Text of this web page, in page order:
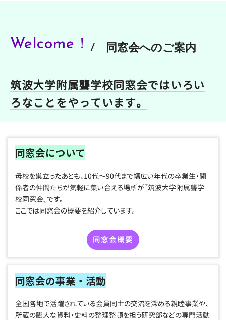
Welcome！ / 同窓会へのご案内
筑波大学附属聾学校同窓会ではいろい
ろなことをやっています。
同窓会について
母校を巣立ったあとも、10代～90代まで幅広い年代の卒業生・関
係者の仲間たちが気軽に集い合える場所が『筑波大学附属聾学
校同窓会』です。
ここでは同窓会の概要を紹介しています。
同窓会概要
同窓会の事業・活動
全国各地で活躍されている会員同士の交流を深める親睦事業や、
所蔵の膨大な資料・史料の整理整頓を担う研究部などの専門活動